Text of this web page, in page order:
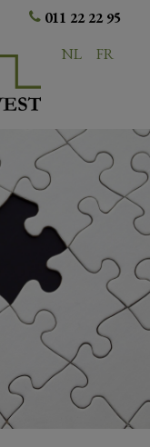
011 22 22 95
NL
FR